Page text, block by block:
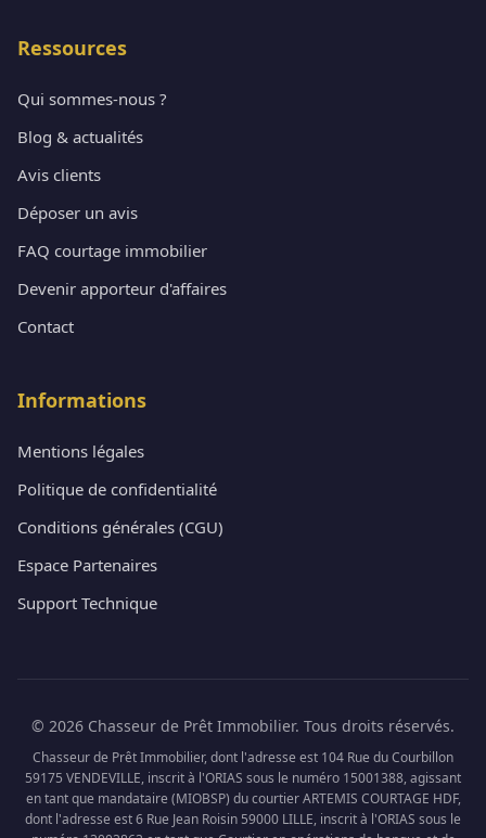
Ressources
Qui sommes-nous ?
Blog & actualités
Avis clients
Déposer un avis
FAQ courtage immobilier
Devenir apporteur d'affaires
Contact
Informations
Mentions légales
Politique de confidentialité
Conditions générales (CGU)
Espace Partenaires
Support Technique
© 2026 Chasseur de Prêt Immobilier. Tous droits réservés.
Chasseur de Prêt Immobilier, dont l'adresse est 104 Rue du Courbillon
59175 VENDEVILLE, inscrit à l'ORIAS sous le numéro 15001388, agissant
en tant que mandataire (MIOBSP) du courtier ARTEMIS COURTAGE HDF,
dont l'adresse est 6 Rue Jean Roisin 59000 LILLE, inscrit à l'ORIAS sous le